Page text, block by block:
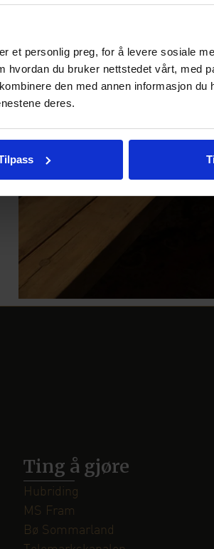
et personlig preg, for å levere sosiale
du bruker nettstedet vårt, med
den med annen informasjon du
deres.
Ting å gjøre
Hubriding
MS Fram
Bø Sommarland